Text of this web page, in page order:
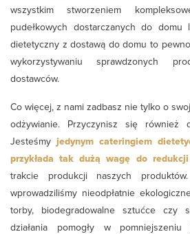
wszystkim stworzeniem
pudełkowych dostarczanych do
dietetyczny z dostawą do domu to
wykorzystywaniu sprawdzonych
dostawców.
Co więcej, z nami zadbasz nie tylko o
odżywianie. Przyczynisz się również
Jesteśmy jedynym cateringiem
przykłada tak dużą wagę do
trakcie produkcji naszych
wprowadziliśmy nieodpłatnie
torby, biodegradowalne sztućce czy
działania pomogły w pomniejszeniu